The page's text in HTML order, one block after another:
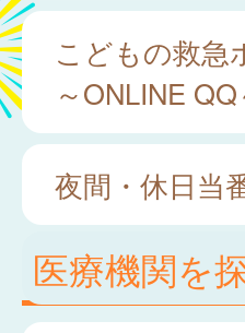
こどもの救急
～ONLINE QQ
夜間・休日当
医療機関を